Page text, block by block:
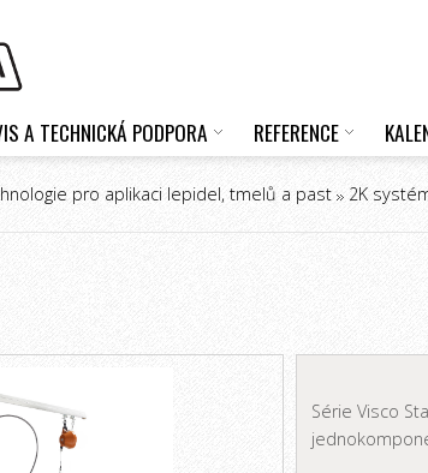
A TECHNICKÁ PODPORA REFERENCE
pro aplikaci lepidel, tmelů a past 2K
Série Visco